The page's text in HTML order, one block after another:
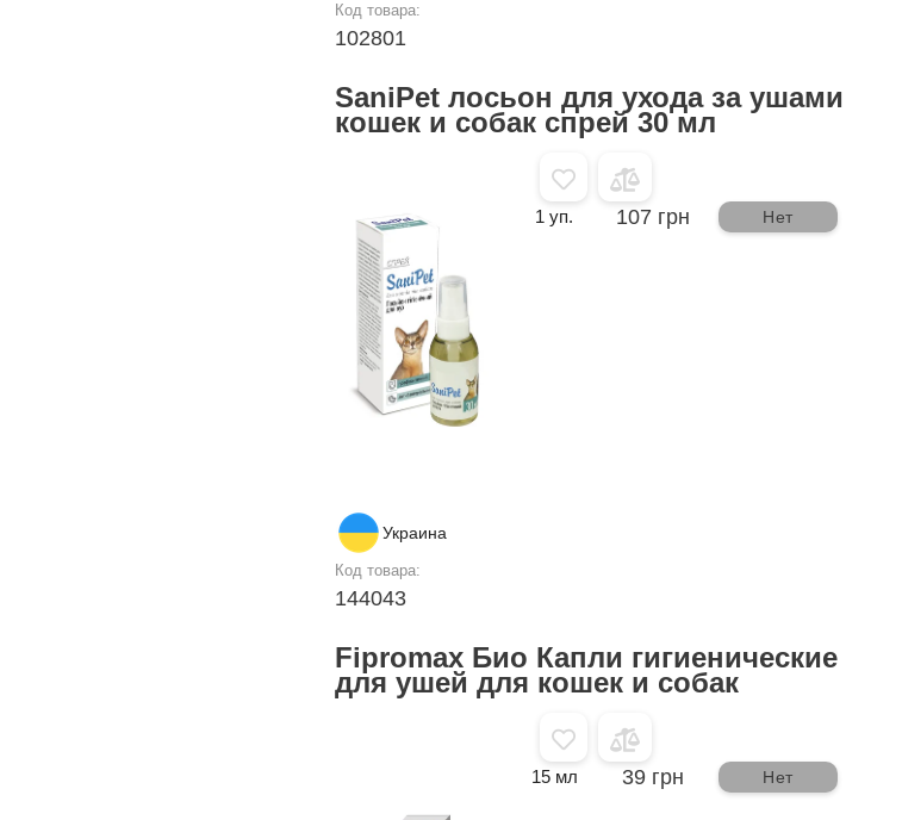
Код товара:
102801
SaniPet лосьон для ухода за ушами
кошек и собак спрей 30 мл
Украина
Код товара:
144043
1 уп. 107 грн Нет
Fipromax Био Капли гигиенические
для ушей для кошек и собак
15 мл 39 грн Нет